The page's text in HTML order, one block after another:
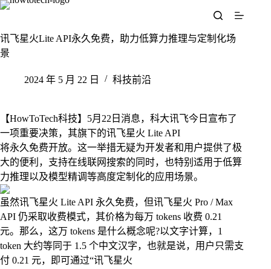
跳
内
容
讯飞星火Lite API永久免费，助力低算力推理与定制化场
景
2024 年 5 月 22 日 科技前沿
【HowToTech科技】5月22日消息，科大讯飞今日宣布了
一项重要决策，其旗下的讯飞星火 Lite API
将永久免费开放。这一举措无疑为开发者和用户提供了极
大的便利，支持在线联网搜索的同时，也特别适用于低算
力推理以及模型精调等高度定制化的应用场景。
虽然讯飞星火 Lite API 永久免费，但讯飞星火 Pro / Max
API 仍采取收费模式，其价格为每万 tokens 收费 0.21
元。那么，这万 tokens 是什么概念呢?以文字计算，1
token 大约等同于 1.5 个中文汉字，也就是说，用户只需支
付 0.21 元，即可通过“讯飞星火